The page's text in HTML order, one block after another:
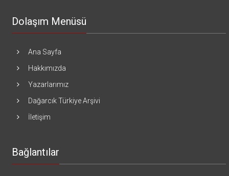
Dolaşım Menüsü
Ana Sayfa
Hakkımızda
Yazarlarımız
Dağarcık Türkiye Arşivi
İletişim
Bağlantılar